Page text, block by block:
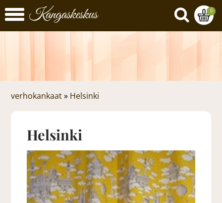
0
verhokankaat » Helsinki
Helsinki